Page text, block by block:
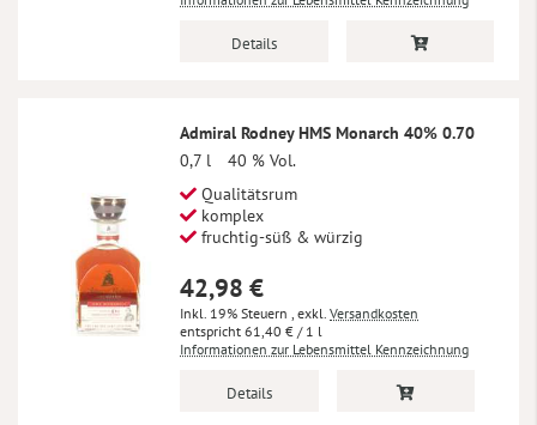
Details
Admiral Rodney HMS Monarch 40% 0.70
0,7 l
40 % Vol.
Qualitätsrum
komplex
fruchtig-süß & würzig
42,98 €
Inkl. 19% Steuern , exkl. Versandkosten
61,40 € / 1 l
Informationen zur Lebensmittel Kennzeichnung
Details